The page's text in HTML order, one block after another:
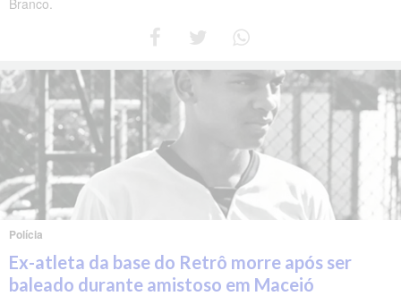
Polícia
Ex-atleta da base do Retrô morre após ser
baleado durante amistoso em Maceió